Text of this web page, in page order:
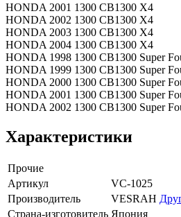
HONDA 2001 1300 CB1300 X4
HONDA 2002 1300 CB1300 X4
HONDA 2003 1300 CB1300 X4
HONDA 2004 1300 CB1300 X4
HONDA 1998 1300 CB1300 Super
HONDA 1999 1300 CB1300 Super
HONDA 2000 1300 CB1300 Super
HONDA 2001 1300 CB1300 Super
HONDA 2002 1300 CB1300 Super
Характеристики
Прочие
Артикул
VC-1025
Производитель
VESRAH
Страна-изготовитель Япония